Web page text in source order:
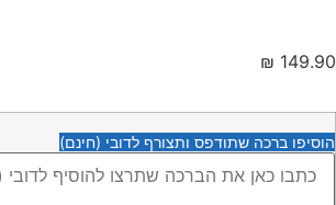
₪ 149.90
הוסיפו ברכה שתודפס ותצורף לדובי (חינם)